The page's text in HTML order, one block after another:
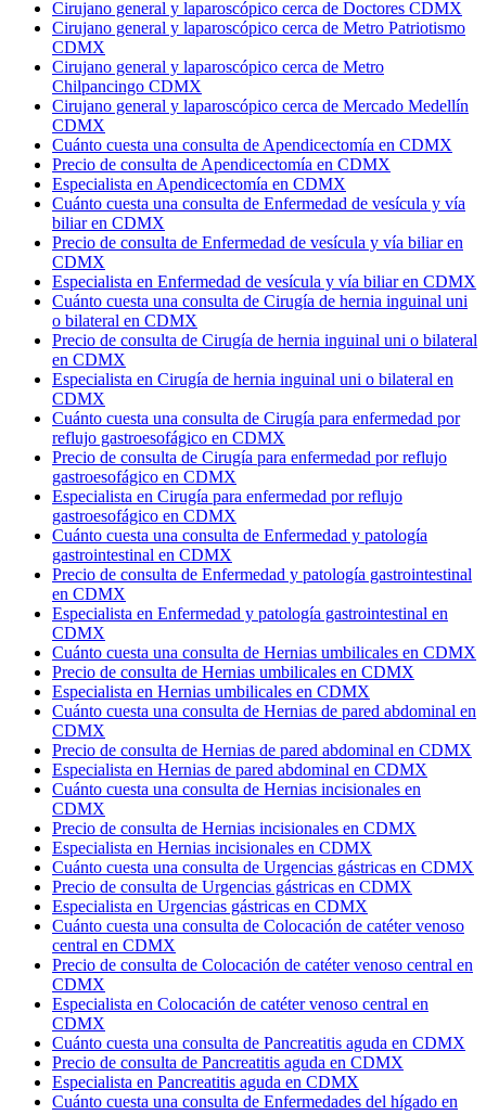
Cirujano general y laparoscópico cerca de Doctores CDMX
Cirujano general y laparoscópico cerca de Metro Patriotismo
CDMX
Cirujano general y laparoscópico cerca de Metro
Chilpancingo CDMX
Cirujano general y laparoscópico cerca de Mercado Medellín
CDMX
Cuánto cuesta una consulta de Apendicectomía en CDMX
Precio de consulta de Apendicectomía en CDMX
Especialista en Apendicectomía en CDMX
Cuánto cuesta una consulta de Enfermedad de vesícula y vía
biliar en CDMX
Precio de consulta de Enfermedad de vesícula y vía biliar en
CDMX
Especialista en Enfermedad de vesícula y vía biliar en CDMX
Cuánto cuesta una consulta de Cirugía de hernia inguinal uni
o bilateral en CDMX
Precio de consulta de Cirugía de hernia inguinal uni o bilateral
en CDMX
Especialista en Cirugía de hernia inguinal uni o bilateral en
CDMX
Cuánto cuesta una consulta de Cirugía para enfermedad por
reflujo gastroesofágico en CDMX
Precio de consulta de Cirugía para enfermedad por reflujo
gastroesofágico en CDMX
Especialista en Cirugía para enfermedad por reflujo
gastroesofágico en CDMX
Cuánto cuesta una consulta de Enfermedad y patología
gastrointestinal en CDMX
Precio de consulta de Enfermedad y patología gastrointestinal
en CDMX
Especialista en Enfermedad y patología gastrointestinal en
CDMX
Cuánto cuesta una consulta de Hernias umbilicales en CDMX
Precio de consulta de Hernias umbilicales en CDMX
Especialista en Hernias umbilicales en CDMX
Cuánto cuesta una consulta de Hernias de pared abdominal en
CDMX
Precio de consulta de Hernias de pared abdominal en CDMX
Especialista en Hernias de pared abdominal en CDMX
Cuánto cuesta una consulta de Hernias incisionales en
CDMX
Precio de consulta de Hernias incisionales en CDMX
Especialista en Hernias incisionales en CDMX
Cuánto cuesta una consulta de Urgencias gástricas en CDMX
Precio de consulta de Urgencias gástricas en CDMX
Especialista en Urgencias gástricas en CDMX
Cuánto cuesta una consulta de Colocación de catéter venoso
central en CDMX
Precio de consulta de Colocación de catéter venoso central en
CDMX
Especialista en Colocación de catéter venoso central en
CDMX
Cuánto cuesta una consulta de Pancreatitis aguda en CDMX
Precio de consulta de Pancreatitis aguda en CDMX
Especialista en Pancreatitis aguda en CDMX
Cuánto cuesta una consulta de Enfermedades del hígado en